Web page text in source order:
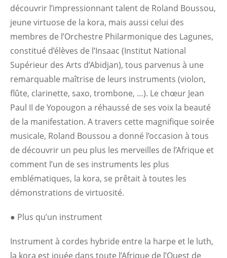
découvrir l’impressionnant talent de Roland Boussou,
jeune virtuose de la kora, mais aussi celui des
membres de l’Orchestre Philarmonique des Lagunes,
constitué d’élèves de l’Insaac (Institut National
Supérieur des Arts d’Abidjan), tous parvenus à une
remarquable maîtrise de leurs instruments (violon,
flûte, clarinette, saxo, trombone, …). Le chœur Jean
Paul II de Yopougon a réhaussé de ses voix la beauté
de la manifestation. A travers cette magnifique soirée
musicale, Roland Boussou a donné l’occasion à tous
de découvrir un peu plus les merveilles de l’Afrique et
comment l’un de ses instruments les plus
emblématiques, la kora, se prêtait à toutes les
démonstrations de virtuosité.
● Plus qu’un instrument
Instrument à cordes hybride entre la harpe et le luth,
la kora est jouée dans toute l’Afrique de l’Ouest de